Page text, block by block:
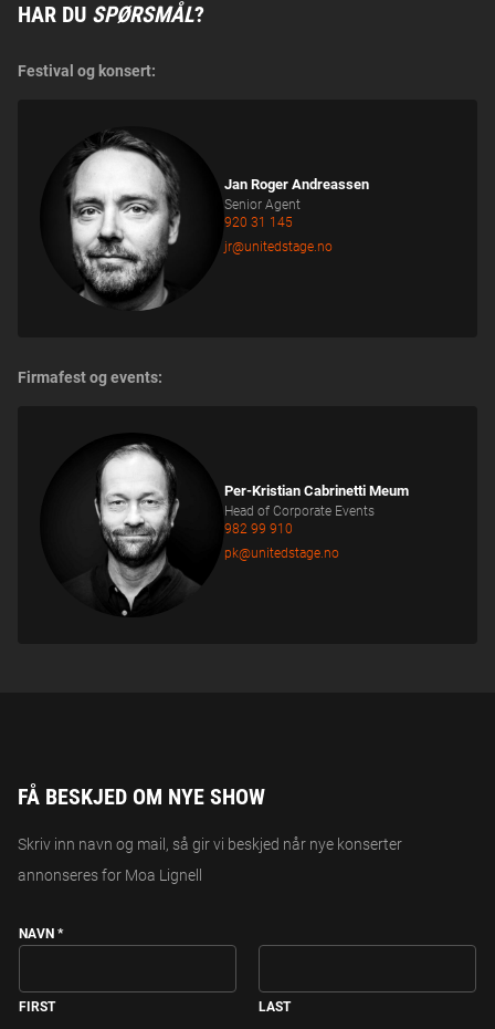
HAR DU SPØRSMÅL?
Festival og konsert:
Jan Roger Andreassen
Senior Agent
920 31 145‬
jr@unitedstage.no
Firmafest og events:
Per-Kristian Cabrinetti Meum
Head of Corporate Events
982 99 910
pk@unitedstage.no
FÅ BESKJED OM NYE SHOW
Skriv inn navn og mail, så gir vi beskjed når nye konserter
annonseres for Moa Lignell
NAVN *
FIRST LAST